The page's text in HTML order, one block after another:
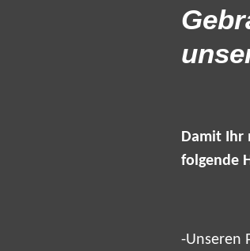
Damit Ihr
folgende
-Unseren